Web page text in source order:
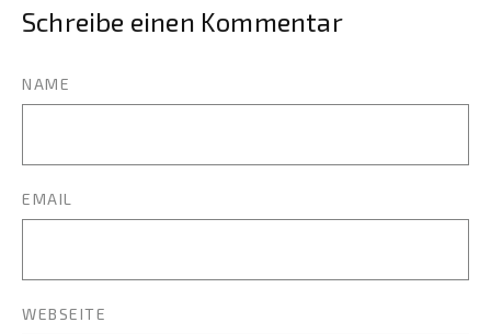
Schreibe einen Kommentar
NAME
EMAIL
WEBSEITE